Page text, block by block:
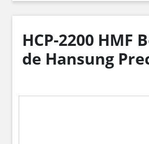
HCP-2200 HMF
de Hansung